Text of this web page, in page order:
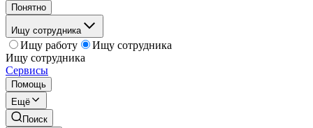
Понятно
Ищу сотрудника
Ищу работу
Ищу сотрудника
Ищу сотрудника
Сервисы
Помощь
Ещё
Поиск